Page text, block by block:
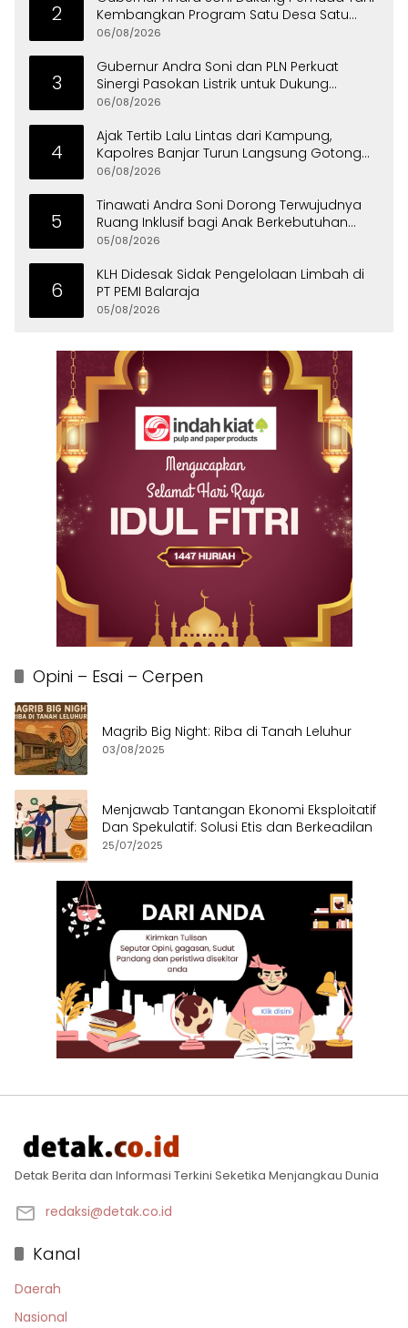
2
Kembangkan Program Satu Desa Satu
Hektare Jagung
06/08/2026
3
Gubernur Andra Soni dan PLN Perkuat
Sinergi Pasokan Listrik untuk Dukung
Investasi
06/08/2026
4
Ajak Tertib Lalu Lintas dari Kampung,
Kapolres Banjar Turun Langsung Gotong
Royong Bersama Warga
06/08/2026
5
Tinawati Andra Soni Dorong Terwujudnya
Ruang Inklusif bagi Anak Berkebutuhan
Khusus
05/08/2026
6
KLH Didesak Sidak Pengelolaan Limbah di
PT PEMI Balaraja
05/08/2026
Opini – Esai – Cerpen
Magrib Big Night: Riba di Tanah Leluhur
03/08/2025
Menjawab Tantangan Ekonomi Eksploitatif
Dan Spekulatif: Solusi Etis dan Berkeadilan
25/07/2025
Detak Berita dan Informasi Terkini Seketika Menjangkau Dunia
redaksi@detak.co.id
Kanal
Daerah
Nasional